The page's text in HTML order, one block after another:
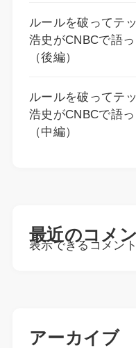
ルールを破ってテ
浩史がCNBCで語
（後編）
ルールを破ってテ
浩史がCNBCで語
（中編）
最近のコメ
表示できるコメン
アーカイブ